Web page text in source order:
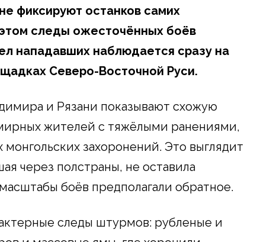
фиксируют останков самих
следы ожесточённых боёв
нападавших наблюдается сразу на
Северо-Восточной Руси.
и Рязани показывают схожую
жителей с тяжёлыми ранениями,
захоронений. Это выглядит
через полстраны, не оставила
боёв предполагали обратное.
следы штурмов: рубленые и